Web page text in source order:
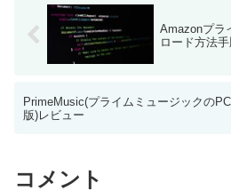
Amazonプラ
ロード方法
PrimeMusic(プライムミュージックのPC
版)レビュー
コメント